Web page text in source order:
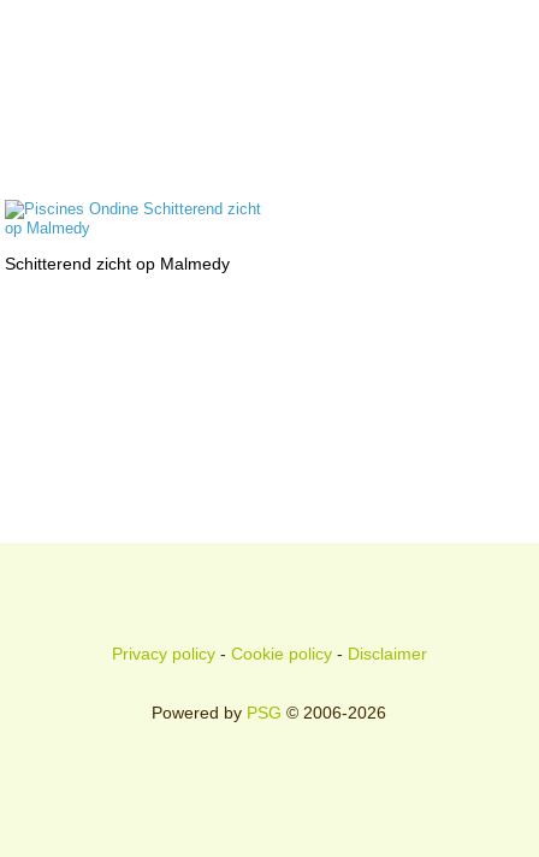
Schitterend zicht op Malmedy
Privacy policy- Cookie policy- Disclaimer
Powered by PSG © 2006-2026